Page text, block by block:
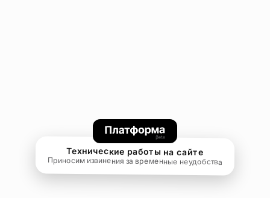
Технические работы на сайте
Приносим извинения за временные неудобства